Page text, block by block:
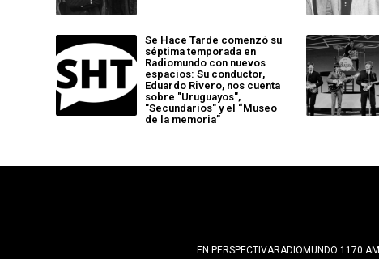
Se Hace Tarde comenzó su
séptima temporada en
Radiomundo con nuevos
espacios: Su conductor,
Eduardo Rivero, nos cuenta
sobre "Uruguayos",
"Secundarios" y el “Museo
de la memoria”
EN PERSPECTIVARADIOMUNDO 1170 AM